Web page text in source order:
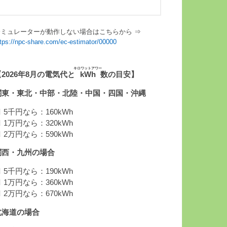
ュレーターが動作しない場合はこちらから ⇒
npc-share.com/ec-estimator/00000
2026年8月の電気代と kWh
キロワットアワー
数の目安】
東・東北・中部・北陸・中国・四国・沖縄
5千円なら：160kWh
1万円なら：320kWh
2万円なら：590kWh
西・九州の場合
5千円なら：190kWh
1万円なら：360kWh
2万円なら：670kWh
海道の場合